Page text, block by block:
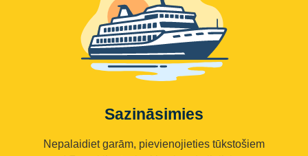
Sazināsimies
Nepalaidiet garām, pievienojieties tūkstošiem